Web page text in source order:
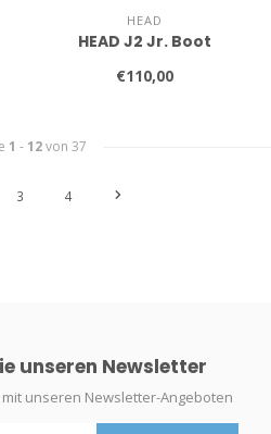
HEAD
HEAD J2 Jr. Boot
€110,00
1 - 12von 37
3 4
unseren Newsletter
unseren Newsletter-Angeboten